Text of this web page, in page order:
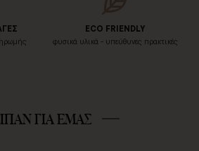
ECO FRIENDLY
φυσικά υλικά - υπεύθυνες πρακτικές
ΓΙΑ ΕΜΑΣ